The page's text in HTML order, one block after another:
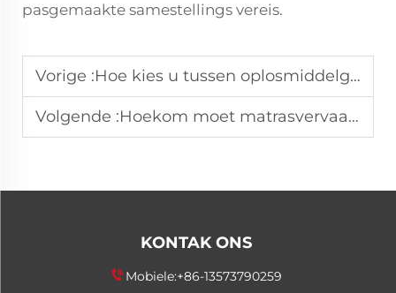
pasgemaakte samestellings vereis.
Vorige :Hoe kies u tussen oplosmiddelgebaseerde en watergebaseerde PU-vrygemaakmiddels vir u vervaardigingslyn?
Volgende :Hoekom moet matrasvervaardigers beleg in vrystellingsmiddels wat spesifiek vir geheue-skuim ontwerp is?
KONTAK ONS
Mobiele:+86-13573790259